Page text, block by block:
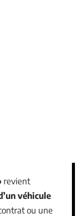
revient
véhicule
ou une